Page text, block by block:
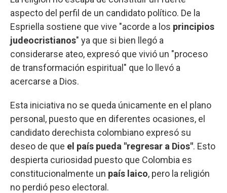
aspecto del perfil de un candidato político. De la
Espriella sostiene que vive "acorde a los principios
judeocristianos" ya que si bien llegó a
considerarse ateo, expresó que vivió un "proceso
de transformación espiritual" que lo llevó a
acercarse a Dios.
Esta iniciativa no se queda únicamente en el plano
personal, puesto que en diferentes ocasiones, el
candidato derechista colombiano expresó su
deseo de que el país pueda "regresar a Dios". Esto
despierta curiosidad puesto que Colombia es
constitucionalmente un país laico, pero la religión
no perdió peso electoral.